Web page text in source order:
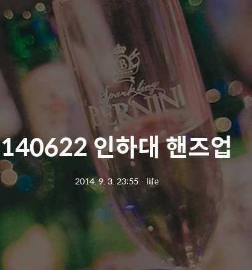
140622 인하대 핸즈업
2014. 9. 3. 23:55ㆍ life